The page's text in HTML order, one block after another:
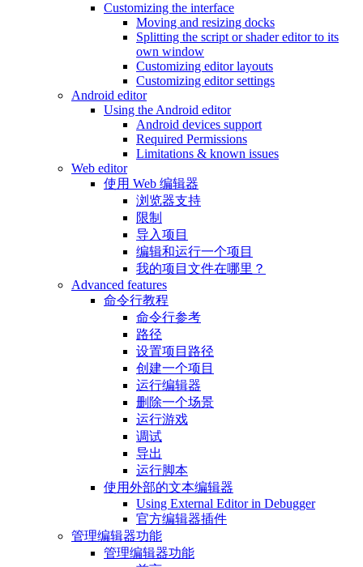
Customizing the interface
Moving and resizing docks
Splitting the script or shader editor to its
own window
Customizing editor layouts
Customizing editor settings
Android editor
Using the Android editor
Android devices support
Required Permissions
Limitations & known issues
Web editor
使用 Web 编辑器
浏览器支持
限制
导入项目
编辑和运行一个项目
我的项目文件在哪里？
Advanced features
命令行教程
命令行参考
路径
设置项目路径
创建一个项目
运行编辑器
删除一个场景
运行游戏
调试
导出
运行脚本
使用外部的文本编辑器
Using External Editor in Debugger
官方编辑器插件
管理编辑器功能
管理编辑器功能